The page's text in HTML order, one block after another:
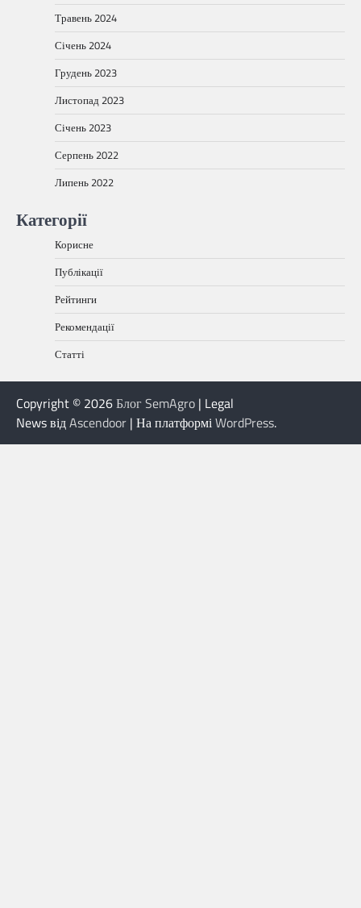
Травень 2024
Січень 2024
Грудень 2023
Листопад 2023
Січень 2023
Серпень 2022
Липень 2022
Категорії
Корисне
Публікації
Рейтинги
Рекомендації
Статті
Copyright © 2026Блог SemAgro | Legal
News відAscendoor | На платформіWordPress.